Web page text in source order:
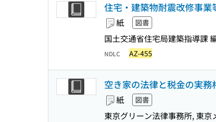
住宅・建築物耐震改修事業
紙 図書
国土交通省住宅局建築指導課
NDLC AZ-455
空き家の法律と税金の実
紙 図書
東京グリーン法律事務所, 東